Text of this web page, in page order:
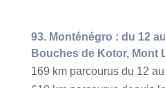
93. Monténégro : du 12
Bouches de Kotor, Mont
169 km parcourus du 12